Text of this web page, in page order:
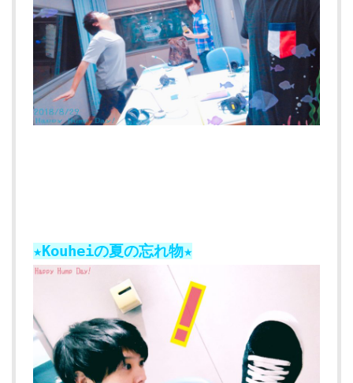
★Kouheiの夏の忘れ物★